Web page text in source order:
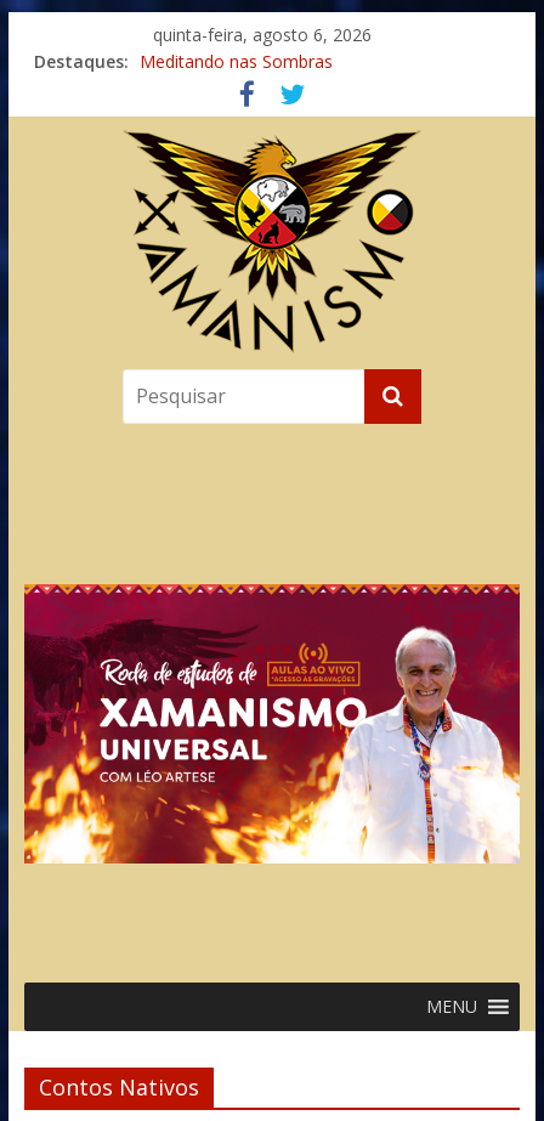
quinta-feira, agosto 6, 2026
Destaques: Imaginação na Cura
Meditando nas Sombras
Autosuficiência: A Jornada do Espírito Ancestral
Xamanismo Universal
Totens – Caminho Espiritual – Crescimento
MENU
Contos Nativos